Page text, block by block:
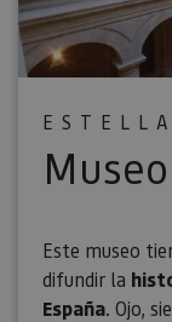
Este museo
difundir la
España. Ojo,